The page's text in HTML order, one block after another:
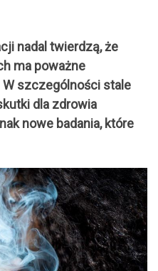
nadal twierdzą, że
ma poważne
szczególności stale
dla zdrowia
nowe badania, które